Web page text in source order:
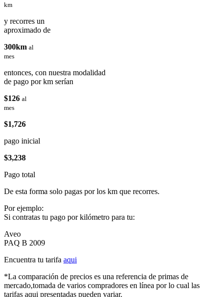
km
y recorres un
aproximado de
300km al
mes
entonces, con nuestra modalidad
de pago por km serían
$126 al
mes
$1,726
pago inicial
$3,238
Pago total
De esta forma solo pagas por los km que recorres.
Por ejemplo:
Si contratas tu pago por kilómetro para tu:
Aveo
PAQ B 2009
Encuentra tu tarifa aqui
*La comparación de precios es una referencia de primas de
mercado,tomada de varios compradores en línea por lo cual las
tarifas aqui presentadas pueden variar.